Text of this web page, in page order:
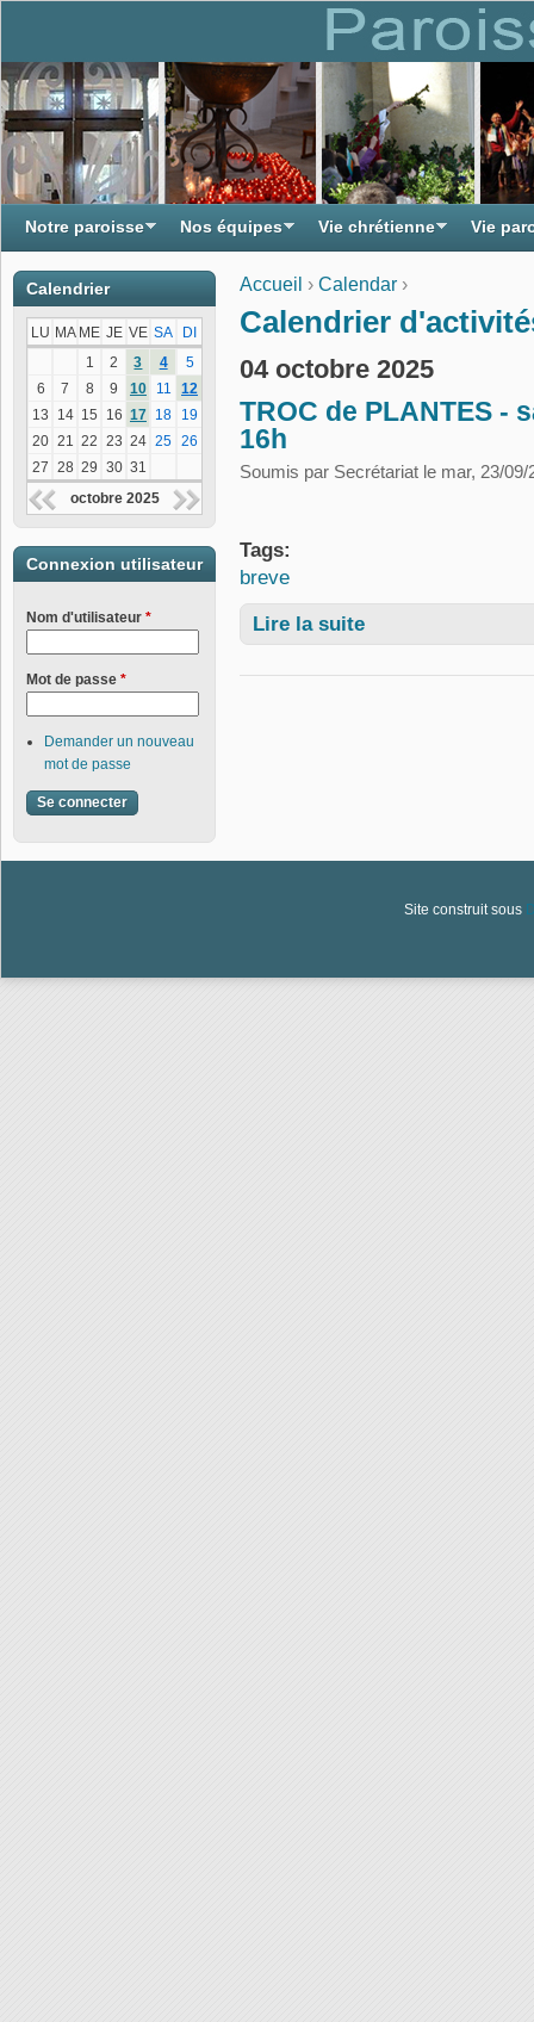
Vous êtes ici
Accueil › Calendar ›
Calendrier
04 octobre 2025
TROC de PLANTES -
16h
Soumis par Secrétariat le mar, 23/09/
Tags:
breve
Lire la suite
Notre paroisse Nos équipes Vie chrétienne Vie
Calendrier
LU MA ME JE VE SA
DI
1
2 3 4
5
6
7 8 9 10 11
12
13
14 15 16 17 18
19
20 21 22 23 24 25 26
27 28 29 30 31
octobre 2025
Connexion utilisateur
Nom d'utilisateur *
Mot de passe *
Demander un nouveau
mot de passe
Site construit sous